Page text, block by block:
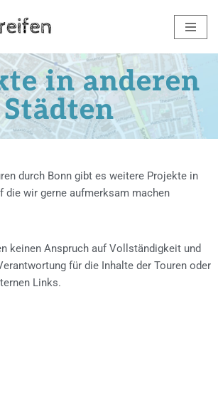
in anderen
Städten
durch Bonn gibt es weitere Projekte in
die wir gerne aufmerksam machen
keinen Anspruch auf Vollständigkeit und
für die Inhalte der Touren oder
Links.